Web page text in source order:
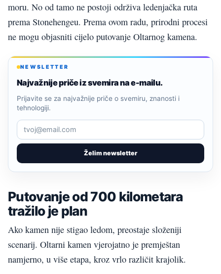
moru. No od tamo ne postoji održiva ledenjačka ruta
prema Stonehengeu. Prema ovom radu, prirodni procesi
ne mogu objasniti cijelo putovanje Oltarnog kamena.
NEWSLETTER
Najvažnije priče iz svemira na e-mailu.
Želim newsletter
Prijavite se za najvažnije priče o svemiru, znanosti i
tehnologiji.
Putovanje od 700 kilometara
tražilo je plan
Ako kamen nije stigao ledom, preostaje složeniji
scenarij. Oltarni kamen vjerojatno je premještan
namjerno, u više etapa, kroz vrlo različit krajolik.